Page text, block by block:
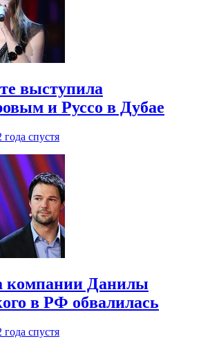
выступила
и Руссо в Дубае
года спустя
компании Данилы
в РФ обвалилась
года спустя